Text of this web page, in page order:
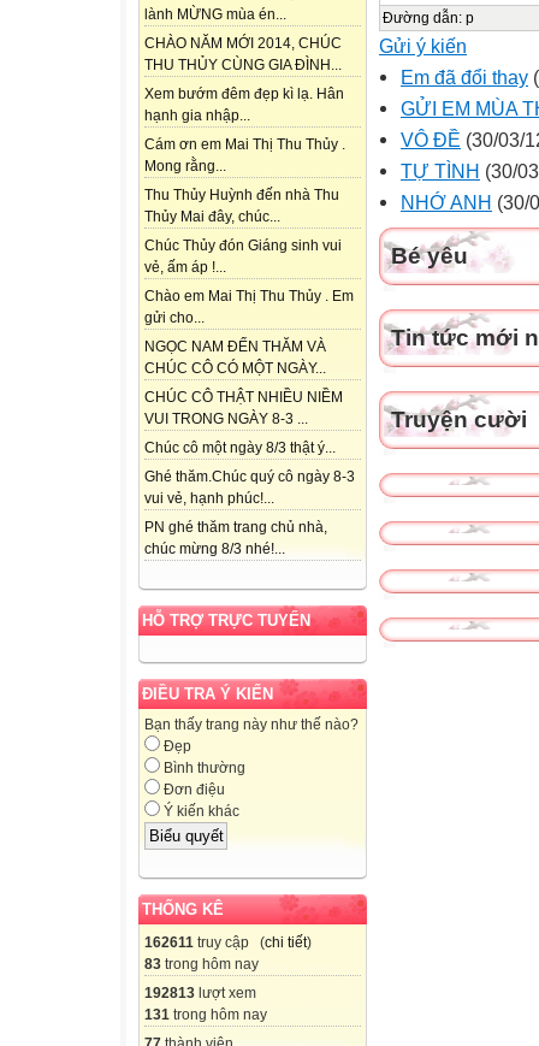
lành MỪNG mùa én...
CHÀO NĂM MỚI 2014, CHÚC
THU THỦY CÙNG GIA ĐÌNH...
Xem bướm đêm đẹp kì lạ. Hân
hạnh gia nhập...
Cám ơn em Mai Thị Thu Thủy .
Mong rằng...
Thu Thủy Huỳnh đến nhà Thu
Thủy Mai đây, chúc...
Chúc Thủy đón Giáng sinh vui
vẻ, ấm áp !...
Chào em Mai Thị Thu Thủy . Em
gửi cho...
NGỌC NAM ĐẾN THĂM VÀ
CHÚC CÔ CÓ MỘT NGÀY...
CHÚC CÔ THẬT NHIỀU NIỀM
VUI TRONG NGÀY 8-3 ...
Chúc cô một ngày 8/3 thật ý...
Ghé thăm.Chúc quý cô ngày 8-3
vui vẻ, hạnh phúc!...
PN ghé thăm trang chủ nhà,
chúc mừng 8/3 nhé!...
HỖ TRỢ TRỰC TUYẾN
ĐIỀU TRA Ý KIẾN
Bạn thấy trang này như thế nào?
Đẹp
Bình thường
Đơn điệu
Ý kiến khác
THỐNG KÊ
162611 truy cập (chi tiết)
83 trong hôm nay
192813 lượt xem
131 trong hôm nay
Đường dẫn: p
Gửi ý kiến
Em đã đổi thay
GỬI EM MÙA
VÔ ĐỀ (30/03/
TỰ TÌNH (30/
NHỚ ANH (30/
Bé yêu
Tin tức mới
Truyện cười